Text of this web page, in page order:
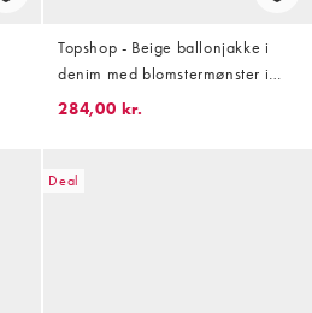
Topshop - Beige ballonjakke i
denim med blomstermønster i
jacquard
284,00 kr.
Deal